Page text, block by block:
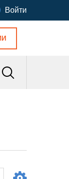
Войти